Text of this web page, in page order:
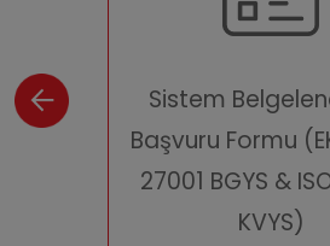
Sistem
Başvuru Formu
27001 BGYS &
KVYS)